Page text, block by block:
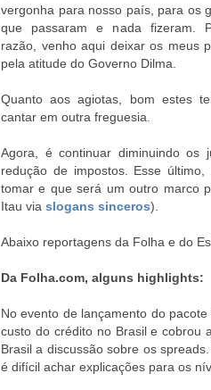
vergonha para nosso país, para os
que passaram e nada fizeram.
razão, venho aqui deixar os meus
pela atitude do Governo Dilma.
Quanto aos agiotas, bom estes
cantar em outra freguesia.
Agora, é continuar diminuindo
redução de impostos. Esse
tomar e que será um outro marco
Itau via slogans sinceros).
Abaixo reportagens da Folha e do
Da Folha.com, alguns highlights:
No evento de lançamento do
custo do crédito no Brasil e cobrou
Brasil a discussão sobre os
é difícil achar explicações para os